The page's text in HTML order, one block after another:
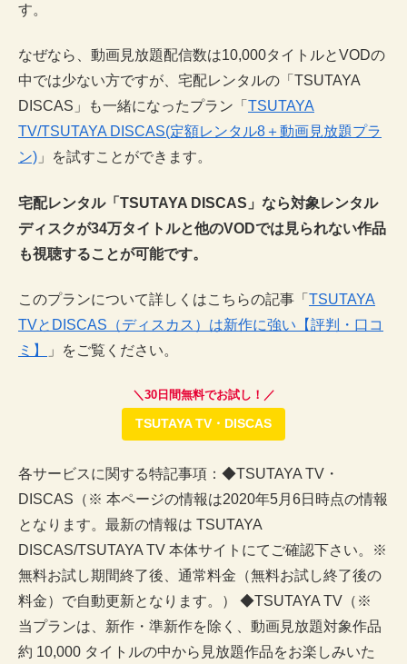
す。
なぜなら、動画見放題配信数は10,000タイトルとVODの
中では少ない方ですが、宅配レンタルの「TSUTAYA
DISCAS」も一緒になったプラン「 TSUTAYA
TV/TSUTAYA DISCAS(定額レンタル8＋動画見放題プラ
ン) 」を試すことができます。
宅配レンタル「TSUTAYA DISCAS」なら対象レンタル
ディスクが34万タイトルと他のVODでは見られない作品
も視聴することが可能です。
このプランについて詳しくはこちらの記事「 TSUTAYA
TVとDISCAS（ディスカス）は新作に強い【評判・口コ
ミ】
」をご覧ください。
＼30日間無料でお試し！／
TSUTAYA TV・DISCAS
各サービスに関する特記事項：◆TSUTAYA TV・
DISCAS（※ 本ページの情報は2020年5月6日時点の情報
となります。最新の情報は TSUTAYA
DISCAS/TSUTAYA TV 本体サイトにてご確認下さい。※
無料お試し期間終了後、通常料金（無料お試し終了後の
料金）で自動更新となります。） ◆TSUTAYA TV（※
当プランは、新作・準新作を除く、動画見放題対象作品
約 10,000 タイトルの中から見放題作品をお楽しみいた